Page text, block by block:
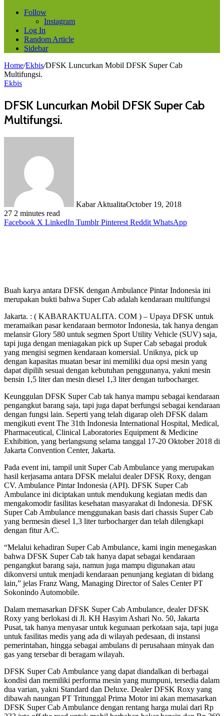
Follow
Instagram
Log In
Random Article
Sidebar
Home/Ekbis/DFSK Luncurkan Mobil DFSK Super Cab
Multifungsi.
Ekbis
DFSK Luncurkan Mobil DFSK Super Cab
Multifungsi.
Kabar AktualitaOctober 19, 2018
27 2 minutes read
Facebook X LinkedIn Tumblr Pinterest Reddit WhatsApp
Buah karya antara DFSK dengan Ambulance Pintar Indonesia ini
merupakan bukti bahwa Super Cab adalah kendaraan multifungsi
Jakarta. : ( KABARAKTUALITA. COM ) – Upaya DFSK untuk
meramaikan pasar kendaraan bermotor Indonesia, tak hanya dengan
melansir Glory 580 untuk segmen Sport Utility Vehicle (SUV) saja,
tapi juga dengan meniagakan pick up Super Cab sebagai produk
yang mengisi segmen kendaraan komersial. Uniknya, pick up
dengan kapasitas muatan besar ini memiliki dua opsi mesin yang
dapat dipilih sesuai dengan kebutuhan penggunanya, yakni mesin
bensin 1,5 liter dan mesin diesel 1,3 liter dengan turbocharger.
Keunggulan DFSK Super Cab tak hanya mampu sebagai kendaraan
pengangkut barang saja, tapi juga dapat berfungsi sebagai kendaraan
dengan fungsi lain. Seperti yang telah digarap oleh DFSK dalam
mengikuti event The 31th Indonesia International Hospital, Medical,
Pharmaceutical, Clinical Laboratories Equipment & Medicine
Exhibition, yang berlangsung selama tanggal 17-20 Oktober 2018 di
Jakarta Convention Center, Jakarta.
Pada event ini, tampil unit Super Cab Ambulance yang merupakan
hasil kerjasama antara DFSK melalui dealer DFSK Roxy, dengan
CV. Ambulance Pintar Indonesia (API). DFSK Super Cab
Ambulance ini diciptakan untuk mendukung kegiatan medis dan
mengakomodir fasilitas kesehatan masyarakat di Indonesia. DFSK
Super Cab Ambulance menggunakan basis dari chassis Super Cab
yang bermesin diesel 1,3 liter turbocharger dan telah dilengkapi
dengan fitur A/C.
“Melalui kehadiran Super Cab Ambulance, kami ingin menegaskan
bahwa DFSK Super Cab tak hanya dapat sebagai kendaraan
pengangkut barang saja, namun juga mampu digunakan atau
dikonversi untuk menjadi kendaraan penunjang kegiatan di bidang
lain,” jelas Franz Wang, Managing Director of Sales Center PT
Sokonindo Automobile.
Dalam memasarkan DFSK Super Cab Ambulance, dealer DFSK
Roxy yang berlokasi di Jl. KH Hasyim Ashari No. 50, Jakarta
Pusat, tak hanya menyasar untuk kegunaan perkotaan saja, tapi juga
untuk fasilitas medis yang ada di wilayah pedesaan, di instansi
pemerintahan, hingga sebagai ambulans di perusahaan minyak dan
gas yang tersebar di beragam wilayah.
DFSK Super Cab Ambulance yang dapat diandalkan di berbagai
kondisi dan memiliki performa mesin yang mumpuni, tersedia dalam
dua varian, yakni Standard dan Deluxe. Dealer DFSK Roxy yang
dibawah naungan PT Tritunggal Prima Motor ini akan memasarkan
DFSK Super Cab Ambulance dengan rentang harga mulai dari Rp